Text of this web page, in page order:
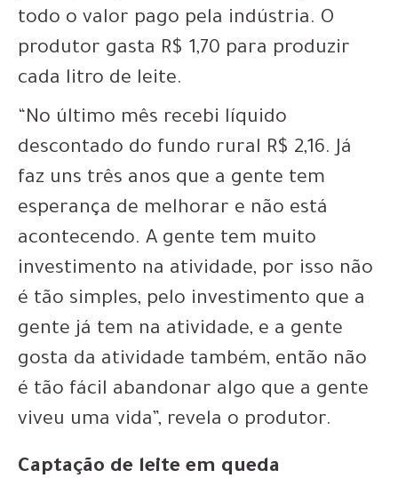
todo o valor pago pela indústria. O
produtor gasta R$ 1,70 para produzir
cada litro de leite.
“No último mês recebi líquido
descontado do fundo rural R$ 2,16. Já
faz uns três anos que a gente tem
esperança de melhorar e não está
acontecendo. A gente tem muito
investimento na atividade, por isso não
é tão simples, pelo investimento que a
gente já tem na atividade, e a gente
gosta da atividade também, então não
é tão fácil abandonar algo que a gente
viveu uma vida”, revela o produtor.
Captação de leite em queda